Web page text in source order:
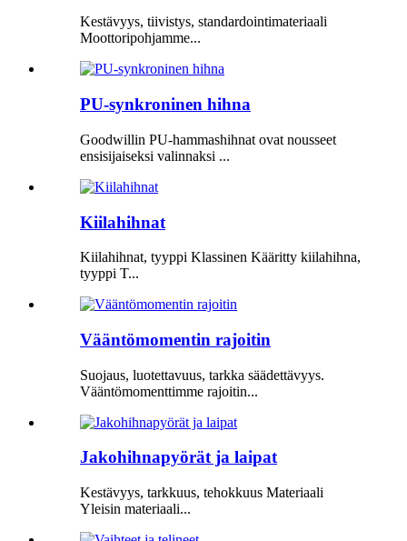
Kestävyys, tiivistys, standardointimateriaali
Moottoripohjamme...
PU-synkroninen hihna
Goodwillin PU-hammashihnat ovat nousseet
ensisijaiseksi valinnaksi ...
Kiilahihnat
Kiilahihnat, tyyppi Klassinen Kääritty kiilahihna,
tyyppi T...
Vääntömomentin rajoitin
Suojaus, luotettavuus, tarkka säädettävyys.
Vääntömomenttimme rajoitin...
Jakohihnapyörät ja laipat
Kestävyys, tarkkuus, tehokkuus Materiaali
Yleisin materiaali...